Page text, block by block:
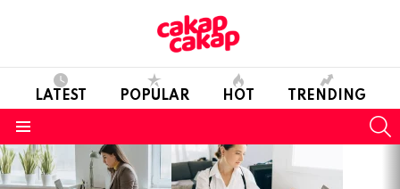
LATEST POPULAR HOT TRENDING
LATEST
STORIES